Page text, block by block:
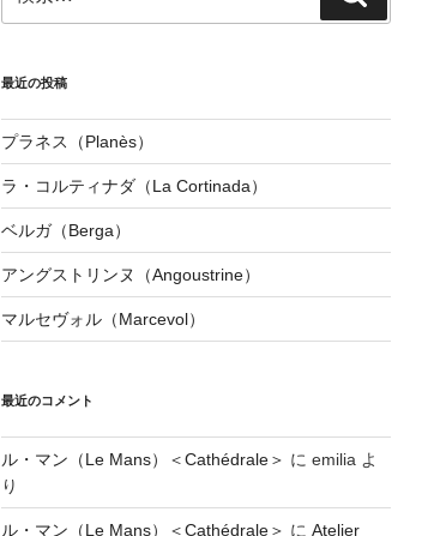
索:
索
最近の投稿
プラネス（Planès）
ラ・コルティナダ（La Cortinada）
ベルガ（Berga）
アングストリンヌ（Angoustrine）
マルセヴォル（Marcevol）
最近のコメント
ル・マン（Le Mans）＜Cathédrale＞ に emilia よ
り
ル・マン（Le Mans）＜Cathédrale＞ に Atelier